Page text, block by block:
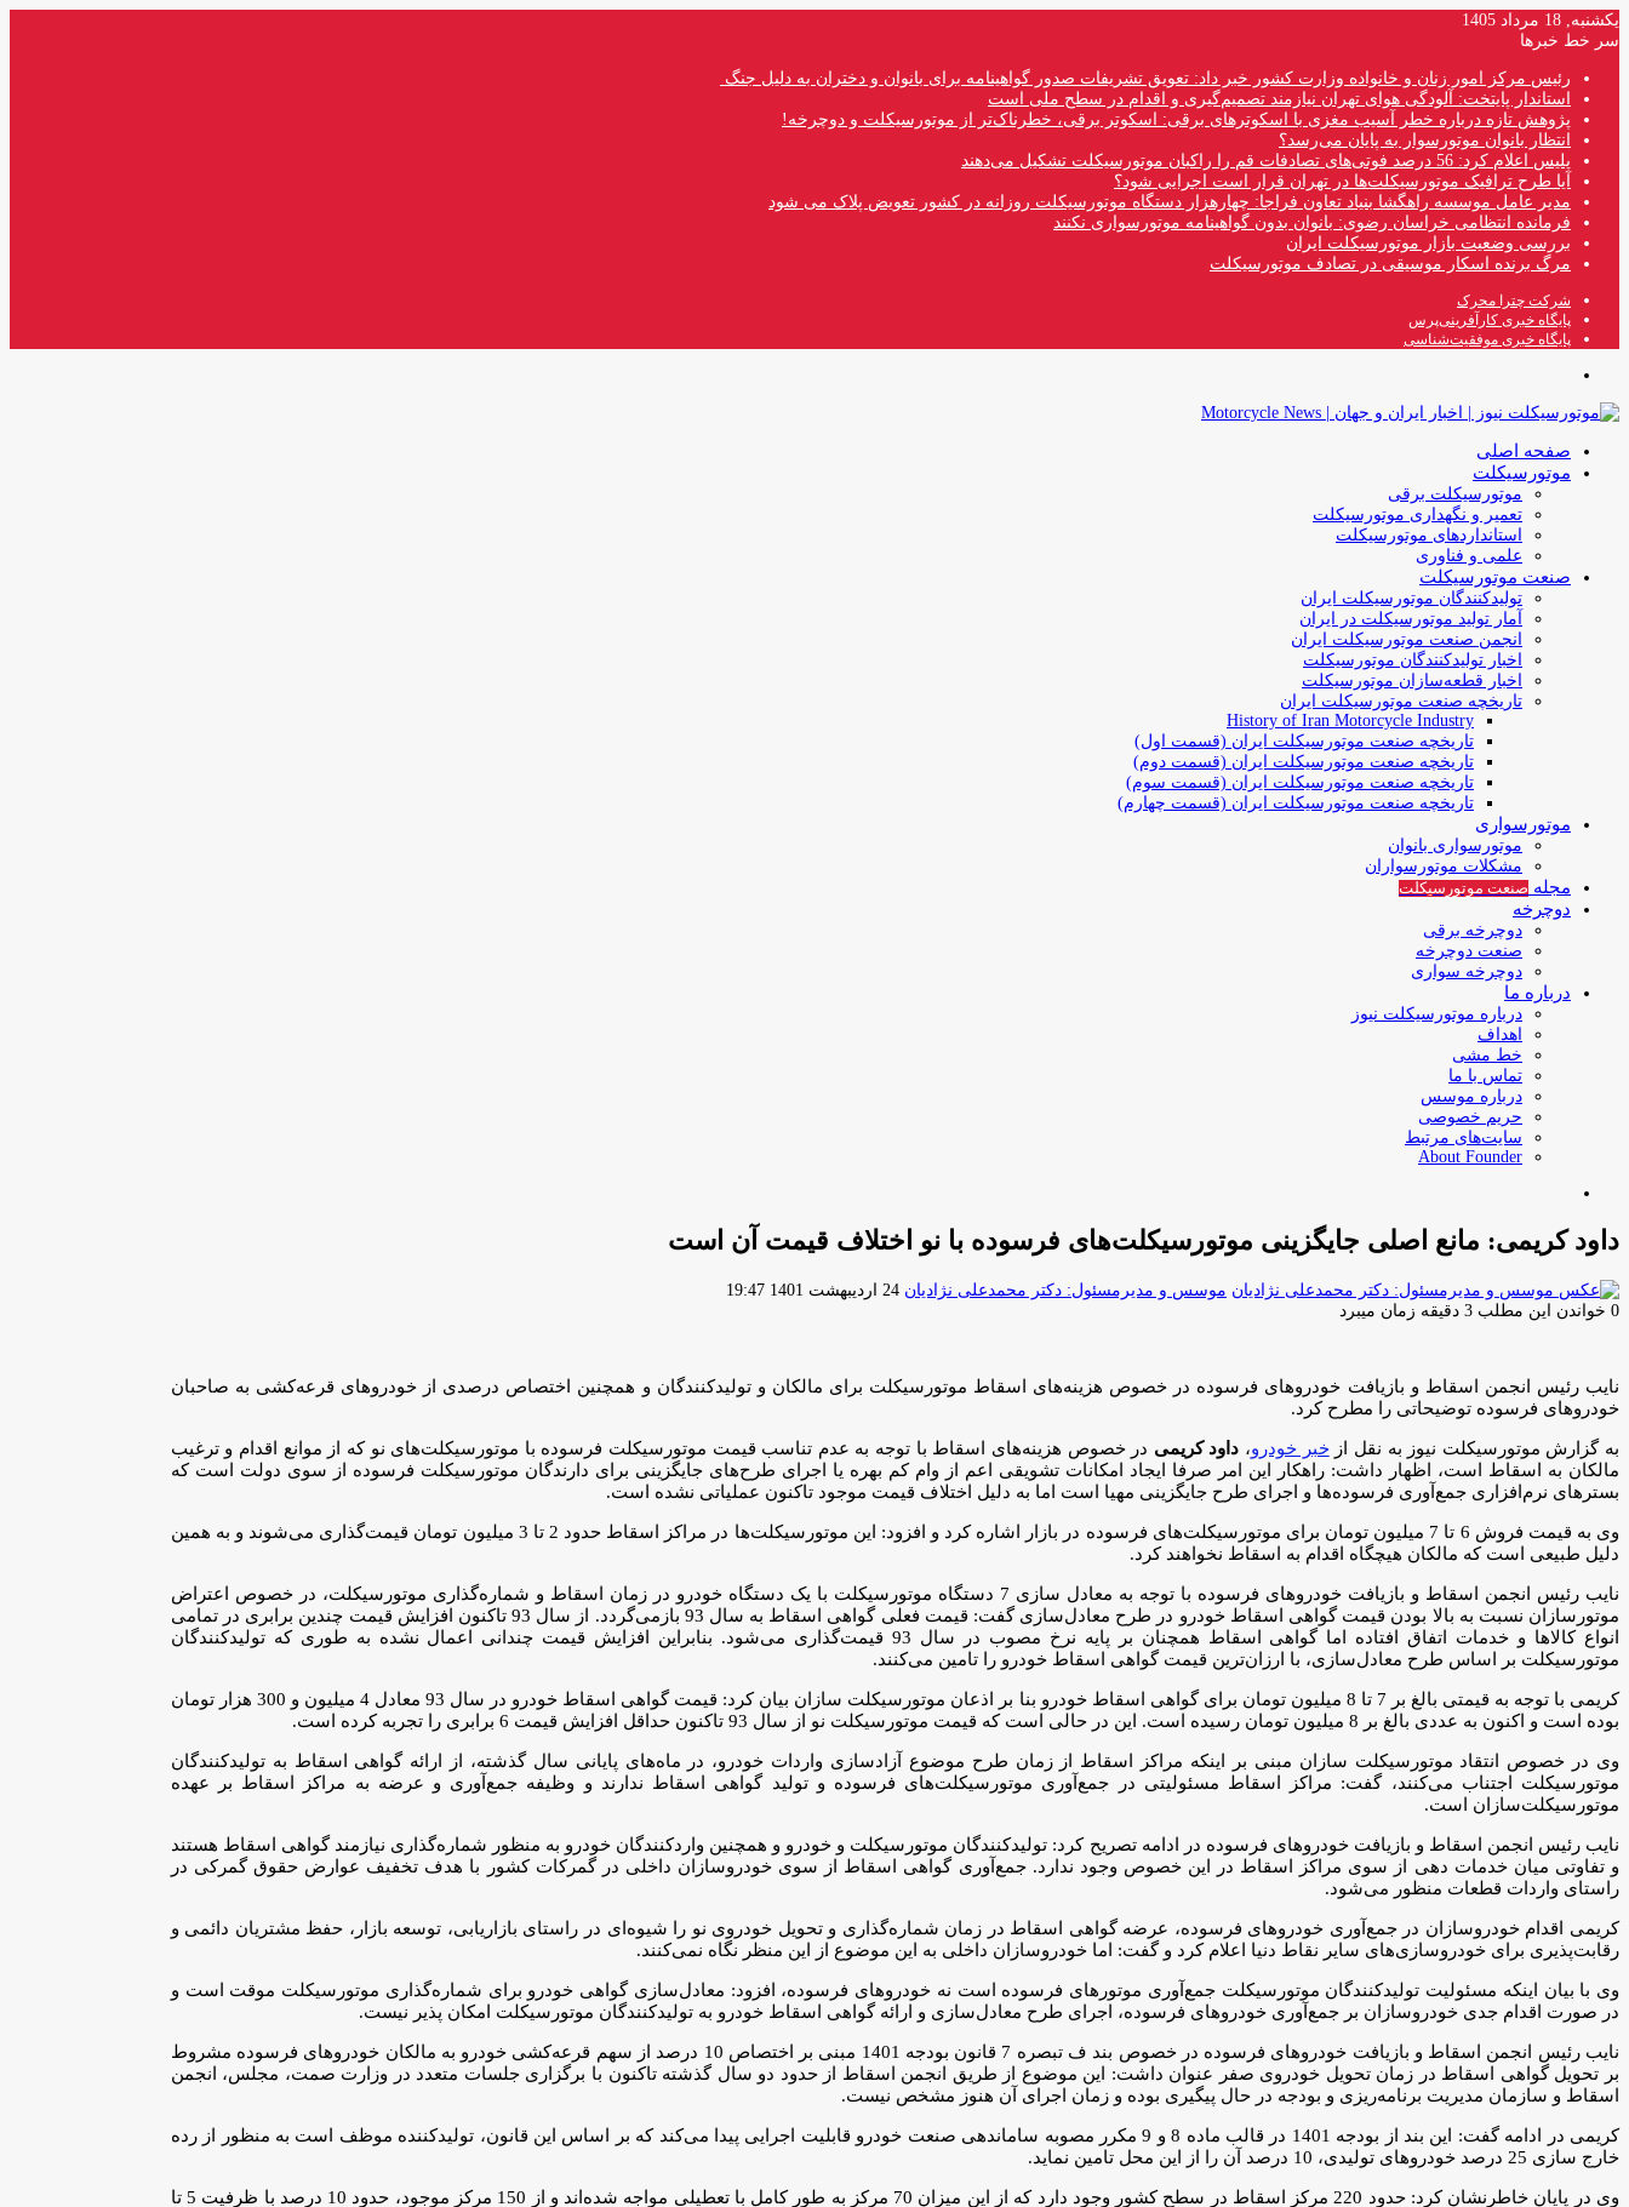
یکشنبه, 18 مرداد 1405
سر خط خبرها
رئیس مرکز امور زنان و خانواده وزارت کشور خبر داد: تعویق تشریفات صدور گواهینامه برای بانوان و دختران به دلیل جنگ
استاندار پایتخت: آلودگی هوای تهران نیازمند تصمیم‌گیری و اقدام در سطح ملی است
پژوهش تازه درباره خطر آسیب مغزی با اسکوترهای برقی: اسکوتر برقی، خطرناک‌تر از موتورسیکلت و دوچرخه!
انتظار بانوان موتورسوار به پایان می‌رسد؟
پلیس اعلام کرد: 56 درصد فوتی‌های تصادفات قم را راکبان موتورسیکلت تشکیل می‌دهند
آیا طرح ترافیک موتورسیکلت‌ها در تهران قرار است اجرایی شود؟
مدیر عامل موسسه راهگشا بنیاد تعاون فراجا: چهارهزار دستگاه موتورسیکلت روزانه در کشور تعویض پلاک می شود
فرمانده انتظامی خراسان رضوی: بانوان بدون گواهینامه موتورسواری نکنند
بررسی وضعیت بازار موتورسیکلت ایران
مرگ برنده اسکار موسیقی در تصادف موتورسیکلت
شرکت چترا محرک
پایگاه خبری کارآفرینی‌پرس
پایگاه خبری موفقیت‌شناسی
صفحه اصلی
موتورسیکلت
موتورسیکلت برقی
تعمیر و نگهداری موتورسیکلت
استانداردهای موتورسیکلت
علمی و فناوری
صنعت موتورسیکلت
تولیدکنندگان موتورسیکلت ایران
آمار تولید موتورسیکلت در ایران
انجمن صنعت موتورسیکلت ایران
اخبار تولیدکنندگان موتورسیکلت
اخبار قطعه‌سازان موتورسیکلت
تاریخچه صنعت موتورسیکلت ایران
History of Iran Motorcycle Industry
تاریخچه صنعت موتورسیکلت ایران (قسمت اول)
تاریخچه صنعت موتورسیکلت ایران (قسمت دوم)
تاریخچه صنعت موتورسیکلت ایران (قسمت سوم)
تاریخچه صنعت موتورسیکلت ایران (قسمت چهارم)
موتورسواری
موتورسواری بانوان
مشکلات موتورسواران
مجله صنعت موتورسیکلت
دوچرخه
دوچرخه برقی
صنعت دوچرخه
دوچرخه سواری
درباره ما
درباره موتورسیکلت نیوز
اهداف
خط مشی
تماس با ما
درباره موسس
حریم خصوصی
سایت‌های مرتبط
About Founder
داود کریمی: مانع اصلی جایگزینی موتورسیکلت‌های فرسوده با نو اختلاف قیمت آن است
موسس و مدیرمسئول: دکتر محمدعلی نژادیان ارسال
24 اردیبهشت 1401 19:47
0 خواندن این مطلب 3 دقیقه زمان میبرد
نایب رئیس انجمن اسقاط و بازیافت خودروهای فرسوده در خصوص هزینه‌های اسقاط موتورسیکلت برای مالکان و تولیدکنندگان و همچنین اختصاص درصدی از خودروهای قرعه‌کشی به صاحبان
خودروهای فرسوده توضیحاتی را مطرح کرد.
به گزارش موتورسیکلت نیوز به نقل ازخبر خودرو، داود کریمی در خصوص هزینه‌های اسقاط با توجه به عدم تناسب قیمت موتورسیکلت فرسوده با موتورسیکلت‌های نو که از موانع اقدام و ترغیب
مالکان به اسقاط است، اظهار داشت: راهکار این امر صرفا ایجاد امکانات تشویقی اعم از وام کم بهره یا اجرای طرح‌های جایگزینی برای دارندگان موتورسیکلت فرسوده از سوی دولت است که
بسترهای نرم‌افزاری جمع‌آوری فرسوده‌ها و اجرای طرح جایگزینی مهیا است اما به دلیل اختلاف قیمت موجود تاکنون عملیاتی نشده است.
وی به قیمت فروش 6 تا 7 میلیون تومان برای موتورسیکلت‌های فرسوده در بازار اشاره کرد و افزود: این موتورسیکلت‌ها در مراکز اسقاط حدود 2 تا 3 میلیون تومان قیمت‌گذاری می‌شوند و به همین
دلیل طبیعی است که مالکان هیچگاه اقدام به اسقاط نخواهند کرد.
نایب رئیس انجمن اسقاط و بازیافت خودروهای فرسوده با توجه به معادل سازی 7 دستگاه موتورسیکلت با یک دستگاه خودرو در زمان اسقاط و شماره‌گذاری موتورسیکلت، در خصوص اعتراض
موتورسازان نسبت به بالا بودن قیمت گواهی اسقاط خودرو در طرح معادل‌سازی گفت: قیمت فعلی گواهی اسقاط به سال 93 بازمی‌گردد. از سال 93 تاکنون افزایش قیمت چندین برابری در تمامی
انواع کالاها و خدمات اتفاق افتاده اما گواهی اسقاط همچنان بر پایه نرخ مصوب در سال 93 قیمت‌گذاری می‌شود. بنابراین افزایش قیمت چندانی اعمال نشده به طوری که تولیدکنندگان
موتورسیکلت بر اساس طرح معادل‌سازی، با ارزان‌ترین قیمت گواهی اسقاط خودرو را تامین می‌کنند.
کریمی با توجه به قیمتی بالغ بر 7 تا 8 میلیون تومان برای گواهی اسقاط خودرو بنا بر اذعان موتورسیکلت سازان بیان کرد: قیمت گواهی اسقاط خودرو در سال 93 معادل 4 میلیون و 300 هزار تومان
بوده است و اکنون به عددی بالغ بر 8 میلیون تومان رسیده است. این در حالی است که قیمت موتورسیکلت نو از سال 93 تاکنون حداقل افزایش قیمت 6 برابری را تجربه کرده است.
وی در خصوص انتقاد موتورسیکلت سازان مبنی بر اینکه مراکز اسقاط از زمان طرح موضوع آزادسازی واردات خودرو، در ماه‌های پایانی سال گذشته، از ارائه گواهی اسقاط به تولیدکنندگان
موتورسیکلت اجتناب می‌کنند، گفت: مراکز اسقاط مسئولیتی در جمع‌آوری موتورسیکلت‌های فرسوده و تولید گواهی اسقاط ندارند و وظیفه جمع‌آوری و عرضه به مراکز اسقاط بر عهده
موتورسیکلت‌سازان است.
نایب رئیس انجمن اسقاط و بازیافت خودروهای فرسوده در ادامه تصریح کرد: تولیدکنندگان موتورسیکلت و خودرو و همچنین واردکنندگان خودرو به منظور شماره‌گذاری نیازمند گواهی اسقاط هستند
و تفاوتی میان خدمات دهی از سوی مراکز اسقاط در این خصوص وجود ندارد. جمع‌آوری گواهی اسقاط از سوی خودروسازان داخلی در گمرکات کشور با هدف تخفیف عوارض حقوق گمرکی در
راستای واردات قطعات منظور می‌شود.
کریمی اقدام خودروسازان در جمع‌آوری خودروهای فرسوده، عرضه گواهی اسقاط در زمان شماره‌گذاری و تحویل خودروی نو را شیوه‌ای در راستای بازاریابی، توسعه بازار، حفظ مشتریان دائمی و
رقابت‌پذیری برای خودروسازی‌های سایر نقاط دنیا اعلام کرد و گفت: اما خودروسازان داخلی به این موضوع از این منظر نگاه نمی‌کنند.
وی با بیان اینکه مسئولیت تولیدکنندگان موتورسیکلت جمع‌آوری موتورهای فرسوده است نه خودروهای فرسوده، افزود: معادل‌سازی گواهی خودرو برای شماره‌گذاری موتورسیکلت موقت است و
در صورت اقدام جدی خودروسازان بر جمع‌آوری خودروهای فرسوده، اجرای طرح معادل‌سازی و ارائه گواهی اسقاط خودرو به تولیدکنندگان موتورسیکلت امکان پذیر نیست.
نایب رئیس انجمن اسقاط و بازیافت خودروهای فرسوده در خصوص بند ف تبصره 7 قانون بودجه 1401 مبنی بر اختصاص 10 درصد از سهم قرعه‌کشی خودرو به مالکان خودروهای فرسوده مشروط
بر تحویل گواهی اسقاط در زمان تحویل خودروی صفر عنوان داشت: این موضوع از طریق انجمن اسقاط از حدود دو سال گذشته تاکنون با برگزاری جلسات متعدد در وزارت صمت، مجلس، انجمن
اسقاط و سازمان مدیریت برنامه‌ریزی و بودجه در حال پیگیری بوده و زمان اجرای آن هنوز مشخص نیست.
کریمی در ادامه گفت: این بند از بودجه 1401 در قالب ماده 8 و 9 مکرر مصوبه ساماندهی صنعت خودرو قابلیت اجرایی پیدا می‌کند که بر اساس این قانون، تولیدکننده موظف است به منظور از رده
خارج سازی 25 درصد خودروهای تولیدی، 10 درصد آن را از این محل تامین نماید.
وی در پایان خاطرنشان کرد: حدود 220 مرکز اسقاط در سطح کشور وجود دارد که از این میزان 70 مرکز به طور کامل با تعطیلی مواجه شده‌اند و از 150 مرکز موجود، حدود 10 درصد با ظرفیت 5 تا